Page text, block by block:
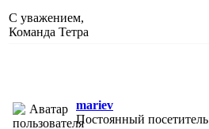
С уважением,
Команда Тетра
mariev
Постоянный посетитель